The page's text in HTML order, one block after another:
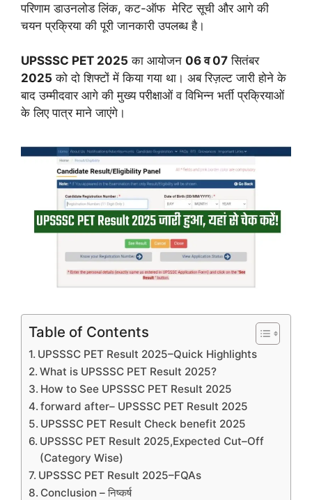
परिणाम डाउनलोड लिंक, कट-ऑफ मेरिट सूची और आगे की
चयन प्रक्रिया की पूरी जानकारी उपलब्ध है।
UPSSSC PET 2025 का आयोजन 06 व 07 सितंबर
2025 को दो शिफ्टों में किया गया था। अब रिज़ल्ट जारी होने के
बाद उम्मीदवार आगे की मुख्य परीक्षाओं व विभिन्न भर्ती प्रक्रियाओं
के लिए पात्र माने जाएंगे।
Table of Contents
UPSSSC PET Result 2025–Quick Highlights
What is UPSSSC PET Result 2025?
How to See UPSSSC PET Result 2025
forward after– UPSSSC PET Result 2025
UPSSSC PET Result Check benefit 2025
UPSSSC PET Result 2025,Expected Cut–Off
(Category Wise)
UPSSSC PET Result 2025–FQAs
Conclusion – निष्कर्ष